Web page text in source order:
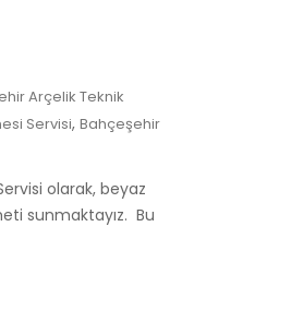
Arçelik Teknik
Servisi, Bahçeşehir
olarak, beyaz
sunmaktayız. Bu